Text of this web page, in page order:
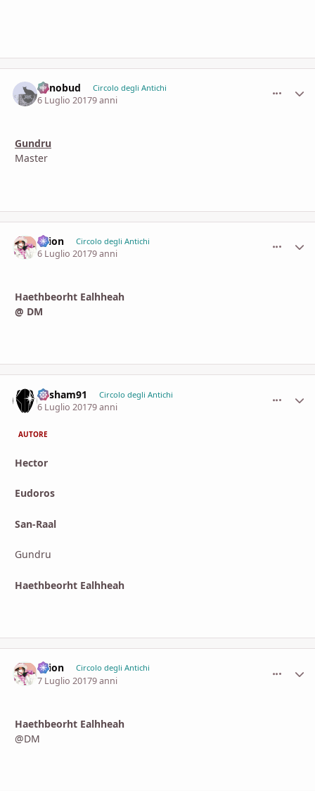
nanobud Circolo degli Antichi
6 Luglio 20179 anni
Gundru
Master
Psion Circolo degli Antichi
6 Luglio 20179 anni
Haethbeorht Ealhheah
@ DM
Resham91 Circolo degli Antichi
6 Luglio 20179 anni
AUTORE
Hector
Eudoros
San-Raal
Gundru
Haethbeorht Ealhheah
Psion Circolo degli Antichi
7 Luglio 20179 anni
Haethbeorht Ealhheah
@DM